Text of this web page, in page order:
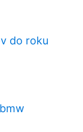
do roku